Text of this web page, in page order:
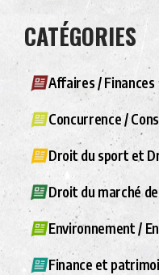
CATÉGORIES
Affaires / Finances
Concurrence /
Droit du sport et
Droit du marché
Environnement /
Finance et